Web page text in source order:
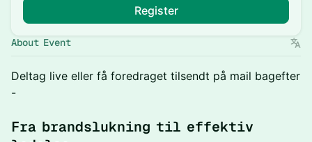
Register
About Event
Deltag live eller få foredraget tilsendt på mail bagefter
-
Fra brandslukning til effektiv